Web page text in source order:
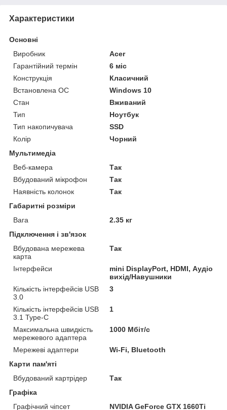
Характеристики
Основні
Виробник
Acer
Гарантійний термін
6 міс
Конструкція
Класичний
Встановлена ОС
Windows 10
Стан
Вживаний
Тип
Ноутбук
Тип накопичувача
SSD
Колір
Чорний
Мультимедіа
Веб-камера
Так
Вбудований мікрофон
Так
Наявність колонок
Так
Габаритні розміри
Вага
2.35 кг
Підключення і зв'язок
Вбудована мережева
карта
Так
Інтерфейси
mini DisplayPort, HDMI, Аудіо
вихід/Навушники
Кількість інтерфейсів USB
3.0
3
Кількість інтерфейсів USB
3.1 Type-C
1
Максимальна швидкість
мережевого адаптера
1000 Мбіт/с
Мережеві адаптери
Wi-Fi, Bluetooth
Карти пам'яті
Вбудований картрідер
Так
Графіка
Графічний чіпсет
NVIDIA GeForce GTX 1660Ti